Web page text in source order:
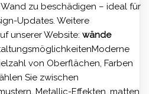
zu beschädigen – ideal für
Updates. Weitere
unserer Website: wände
von Oberflächen, Farben
Sie zwischen
Metallic-Effekten, matten